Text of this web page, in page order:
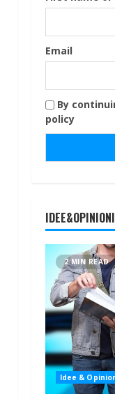
Email
By
policy
IDEE&OPINIONI
2 MIN READ
Idee &